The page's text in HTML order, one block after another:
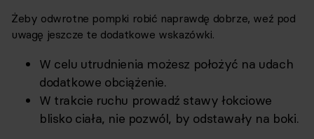
Żeby odwrotne pompki robić naprawdę dobrze, weź pod
uwagę jeszcze te dodatkowe wskazówki.
W celu utrudnienia możesz położyć na udach
dodatkowe obciążenie.
W trakcie ruchu prowadź stawy łokciowe
blisko ciała, nie pozwól, by odstawały na boki.